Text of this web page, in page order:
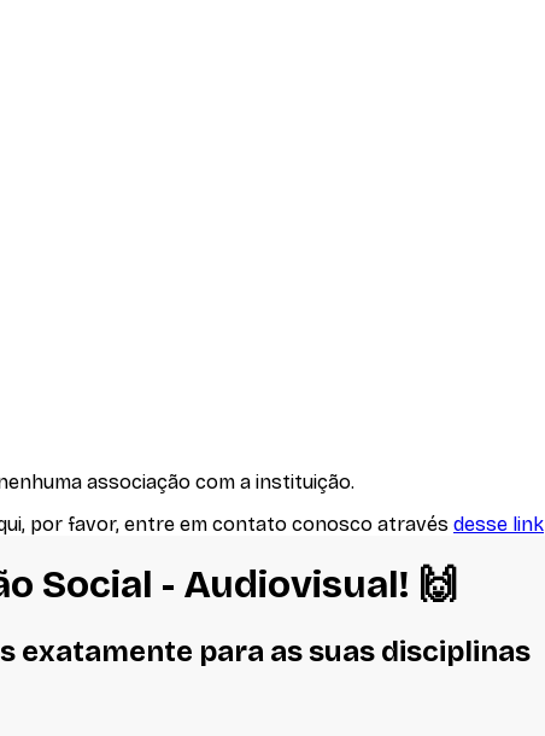
associação com a instituição.
por favor, entre em contato conosco através desse link
Social - Audiovisual! 🙌
exatamente para as suas disciplinas